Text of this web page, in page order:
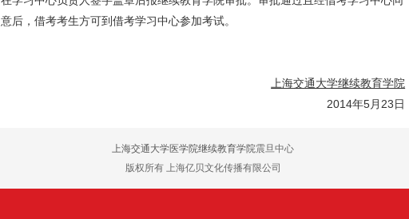
意后，借考考生方可到借考学习中心参加考试。
上海交通大学继续教育学院
2014年5月23日
上海交通大学医学院继续教育学院震旦中心
版权所有 上海亿贝文化传播有限公司